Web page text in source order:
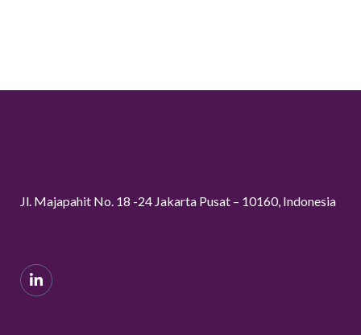
Jl. Majapahit No. 18 -24 Jakarta Pusat – 10160, Indonesia